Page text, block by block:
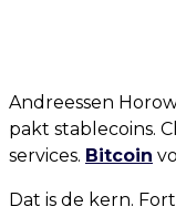
Andreessen
pakt stablecoins.
services. Bitcoin
Dat is de kern.